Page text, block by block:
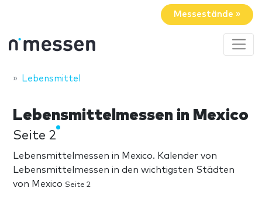
Messestände »
Lebensmittel
Lebensmittelmessen in Mexico
Seite 2
Lebensmittelmessen in Mexico. Kalender von
Lebensmittelmessen in den wichtigsten Städten
von Mexico Seite 2